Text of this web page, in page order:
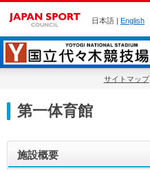
日本語 | English
サイトマップ
第一体育館
施設概要